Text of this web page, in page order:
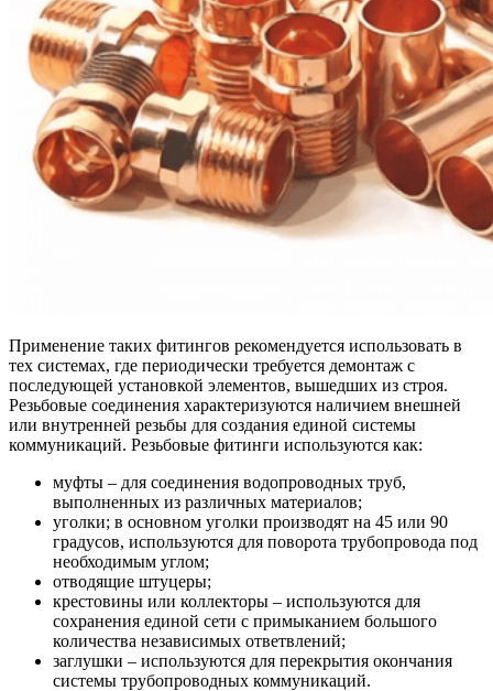
Применение таких фитингов рекомендуется использовать в
тех системах, где периодически требуется демонтаж с
последующей установкой элементов, вышедших из строя.
Резьбовые соединения характеризуются наличием внешней
или внутренней резьбы для создания единой системы
коммуникаций. Резьбовые фитинги используются как:
муфты – для соединения водопроводных труб,
выполненных из различных материалов;
уголки; в основном уголки производят на 45 или 90
градусов, используются для поворота трубопровода под
необходимым углом;
отводящие штуцеры;
крестовины или коллекторы – используются для
сохранения единой сети с примыканием большого
количества независимых ответвлений;
заглушки – используются для перекрытия окончания
системы трубопроводных коммуникаций.